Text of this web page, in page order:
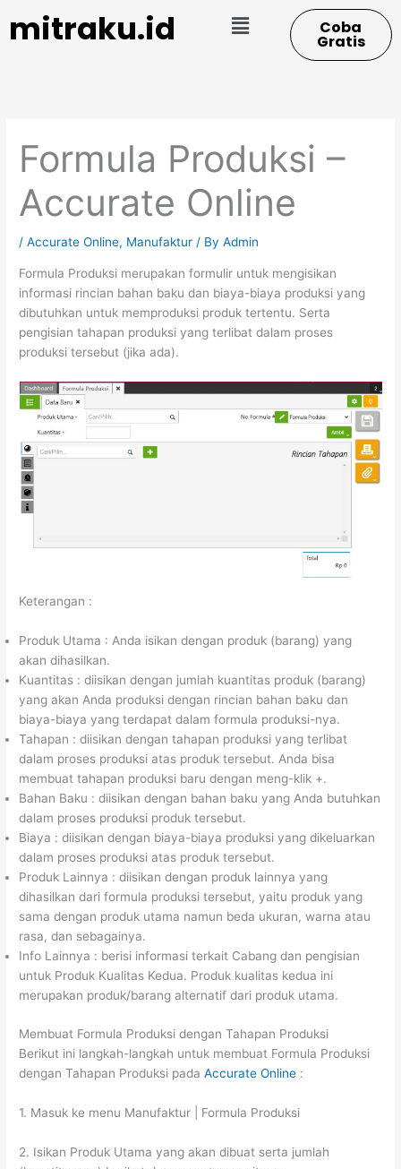
mitraku.id Menu Coba
Gratis
Formula Produksi –
Accurate Online
/Accurate Online, Manufaktur / ByAdmin
Formula Produksi merupakan formulir untuk mengisikan
informasi rincian bahan baku dan biaya-biaya produksi yang
dibutuhkan untuk memproduksi produk tertentu. Serta
pengisian tahapan produksi yang terlibat dalam proses
produksi tersebut (jika ada).
Keterangan :
Produk Utama : Anda isikan dengan produk (barang) yang
akan dihasilkan.
Kuantitas : diisikan dengan jumlah kuantitas produk (barang)
yang akan Anda produksi dengan rincian bahan baku dan
biaya-biaya yang terdapat dalam formula produksi-nya.
Tahapan : diisikan dengan tahapan produksi yang terlibat
dalam proses produksi atas produk tersebut. Anda bisa
membuat tahapan produksi baru dengan meng-klik +.
Bahan Baku : diisikan dengan bahan baku yang Anda butuhkan
dalam proses produksi produk tersebut.
Biaya : diisikan dengan biaya-biaya produksi yang dikeluarkan
dalam proses produksi atas produk tersebut.
Produk Lainnya : diisikan dengan produk lainnya yang
dihasilkan dari formula produksi tersebut, yaitu produk yang
sama dengan produk utama namun beda ukuran, warna atau
rasa, dan sebagainya.
Info Lainnya : berisi informasi terkait Cabang dan pengisian
untuk Produk Kualitas Kedua. Produk kualitas kedua ini
merupakan produk/barang alternatif dari produk utama.
Membuat Formula Produksi dengan Tahapan Produksi
Berikut ini langkah-langkah untuk membuat Formula Produksi
dengan Tahapan Produksi padaAccurate Online :
1. Masuk ke menu Manufaktur | Formula Produksi
2. Isikan Produk Utama yang akan dibuat serta jumlah